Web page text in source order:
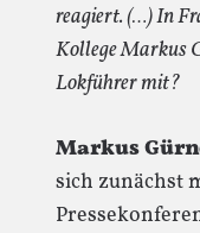
reagiert. (…) In
Kollege Markus
Lokführer mit?
Markus
sich zunächst